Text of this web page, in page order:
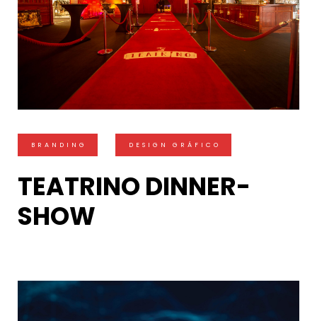
BRANDING DESIGN GRÁFICO
TEATRINO DINNER-
SHOW